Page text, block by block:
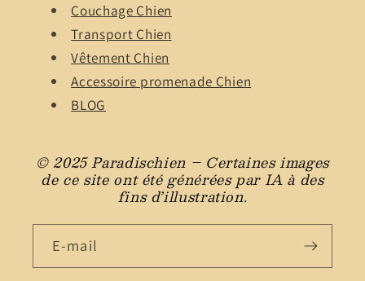
Couchage Chien
Transport Chien
Vêtement Chien
Accessoire promenade Chien
BLOG
© 2025 Paradischien – Certaines images
de ce site ont été générées par IA à des
fins d’illustration.
E-mail